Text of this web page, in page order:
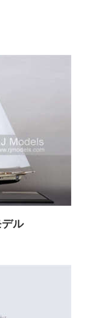
ル